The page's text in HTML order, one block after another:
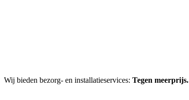
Wij bieden bezorg- en installatieservices: Tegen meerprijs.